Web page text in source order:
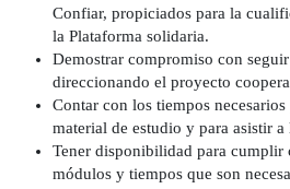
Confiar, propiciados para la
la Plataforma solidaria.
Demostrar compromiso con
direccionando el proyecto
Contar con los tiempos
material de estudio y para asistir a
Tener disponibilidad para cumplir
módulos y tiempos que son